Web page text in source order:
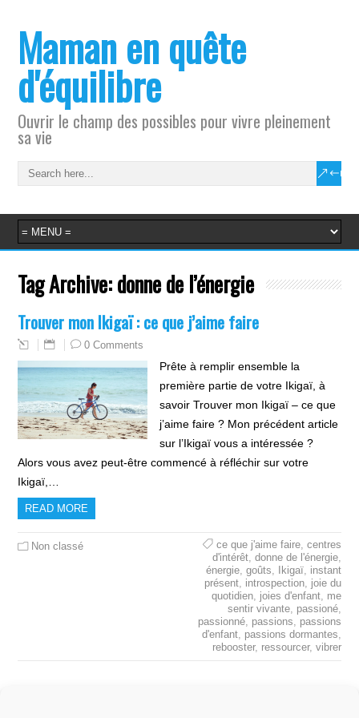
Maman en quête
d'équilibre
Ouvrir le champ des possibles pour vivre pleinement
sa vie
Tag Archive:donne de l’énergie
Trouver mon Ikigaï : ce que j’aime faire
0 Comments
Prête à remplir ensemble la
première partie de votre Ikigaï, à
savoir Trouver mon Ikigaï – ce que
j’aime faire ? Mon précédent article
sur l’Ikigaï vous a intéressée ?
Alors vous avez peut-être commencé à réfléchir sur votre
Ikigaï,…
READ MORE
Non classé ce que j'aime faire, centres
d'intérêt, donne de l'énergie,
énergie, goûts, Ikigaï, instant
présent, introspection, joie du
quotidien, joies d'enfant, me
sentir vivante, passioné,
passionné, passions, passions
d'enfant, passions dormantes,
rebooster, ressourcer, vibrer